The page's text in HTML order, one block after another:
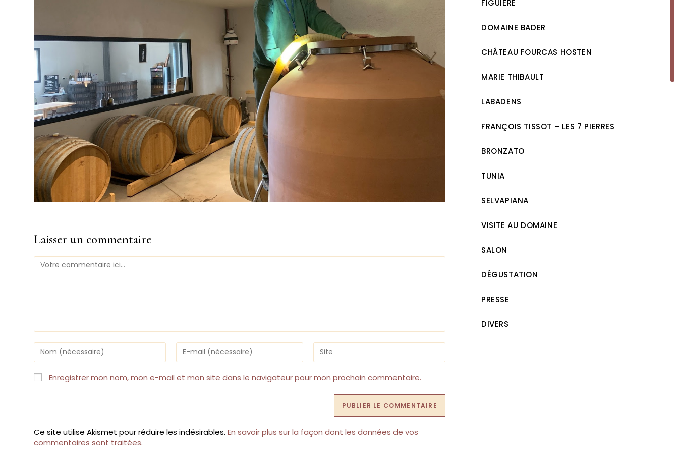
Laisser un commentaire
Comment
Enter
your
name
or
username
Enter
your
email
address
Saisir
l’URL
de
votre
(facultatif)
Enregistrer mon nom, mon e-mail et mon site dans le navigateur pour mon prochain commentaire.
Ce site utilise Akismet pour réduire les indésirables.En savoir plus sur la façon dont les données de vos
commentaires sont traitées.
FIGUIÈRE
DOMAINE BADER
CHÂTEAU FOURCAS HOSTEN
MARIE THIBAULT
LABADENS
FRANÇOIS TISSOT – LES 7 PIERRES
BRONZATO
TUNIA
SELVAPIANA
VISITE AU DOMAINE
SALON
DÉGUSTATION
PRESSE
DIVERS